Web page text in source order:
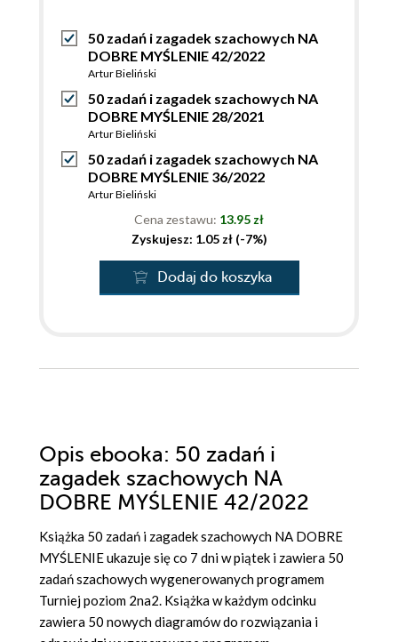
50 zadań i zagadek szachowych NA
DOBRE MYŚLENIE 42/2022
Artur Bieliński
50 zadań i zagadek szachowych NA
DOBRE MYŚLENIE 28/2021
Artur Bieliński
50 zadań i zagadek szachowych NA
DOBRE MYŚLENIE 36/2022
Artur Bieliński
Cena zestawu: 13.95 zł
Zyskujesz: 1.05 zł (-7%)
Dodaj do koszyka
Opis ebooka: 50 zadań i
zagadek szachowych NA
DOBRE MYŚLENIE 42/2022
Książka 50 zadań i zagadek szachowych NA DOBRE
MYŚLENIE ukazuje się co 7 dni w piątek i zawiera 50
zadań szachowych wygenerowanych programem
Turniej poziom 2na2. Książka w każdym odcinku
zawiera 50 nowych diagramów do rozwiązania i